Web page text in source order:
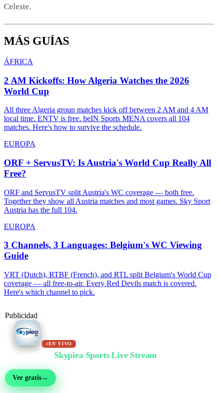
Celeste.
MÁS GUÍAS
ÁFRICA
2 AM Kickoffs: How Algeria Watches the 2026
World Cup
All three Algeria group matches kick off between 2 AM and 4 AM
local time. ENTV is free. beIN Sports MENA covers all 104
matches. Here's how to survive the schedule.
EUROPA
ORF + ServusTV: Is Austria's World Cup Really All
Free?
ORF and ServusTV split Austria's WC coverage — both free.
Together they show all Austria matches and most games. Sky Sport
Austria has the full 104.
EUROPA
3 Channels, 3 Languages: Belgium's WC Viewing
Guide
VRT (Dutch), RTBF (French), and RTL split Belgium's World Cup
coverage — all free-to-air. Every Red Devils match is covered.
Here's which channel to pick.
Publicidad
EN VIVO
Skypiea Sports Live Stream
Ver gratis→